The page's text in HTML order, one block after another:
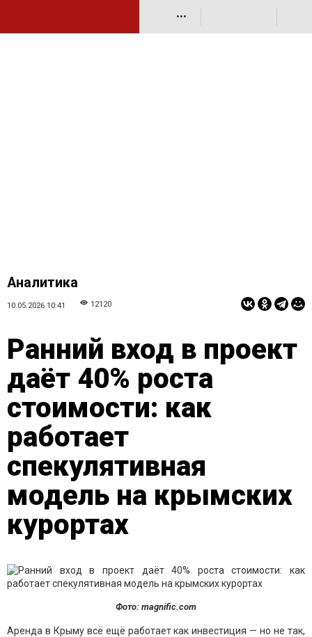
•••
Аналитика
10.05.2026 10:41 12120
Ранний вход в проект
даёт 40% роста
стоимости: как
работает
спекулятивная
модель на крымских
курортах
Фото: magnific.com
Аренда в Крыму всё ещё работает как инвестиция — но не так,